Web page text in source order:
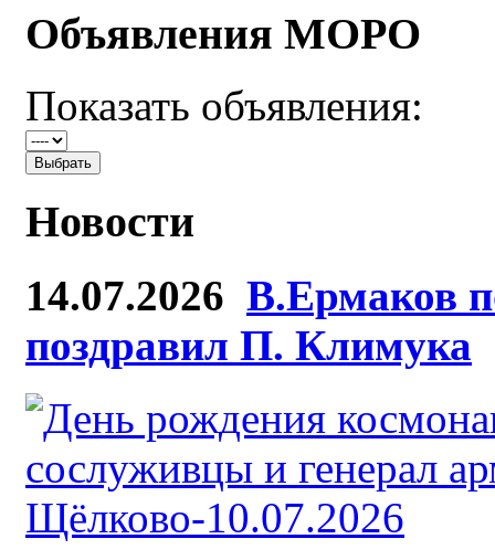
Объявления МОРО
Показать объявления:
Новости
14.07.2026 В.Ермаков
поздравил П. Климука